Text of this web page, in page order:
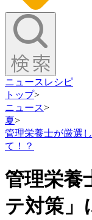
ニュース レシピ
トップ>
ニュース>
夏>
管理栄養士が厳選
て！？
管理栄養
テ対策」